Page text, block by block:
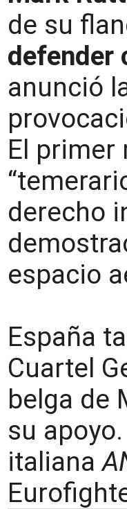
de su
defender
anunció
El
derecho
espacio
España
Cuartel
belga de
su
italiana